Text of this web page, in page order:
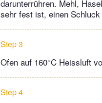
darunterrühren. Mehl,
sehr fest ist, einen
Step 3
Ofen auf 160°C Heissluft
Step 4